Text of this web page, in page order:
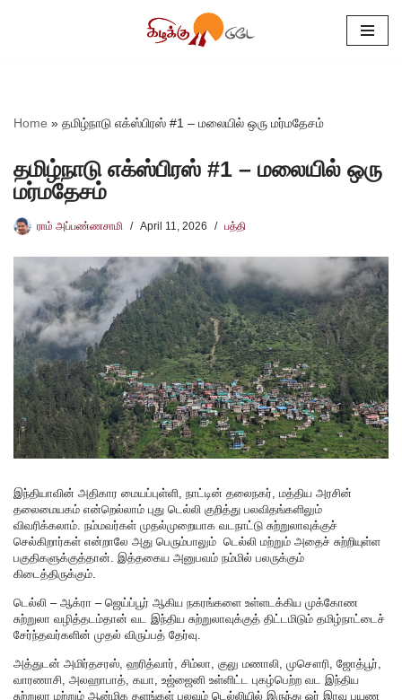
Home » தமிழ்நாடு எக்ஸ்பிரஸ் #1 – மலையில் ஒரு மர்மதேசம்
தமிழ்நாடு எக்ஸ்பிரஸ் #1 – மலையில் ஒரு
மர்மதேசம்
ராம் அப்பண்ணசாமி April 11, 2026 பத்தி
இந்தியாவின் அதிகார மையப்புள்ளி, நாட்டின் தலைநகர், மத்திய அரசின்
தலைமையகம் என்றெல்லாம் புது டெல்லி குறித்து பலவிதங்களிலும்
விவரிக்கலாம். நம்மவர்கள் முதல்முறையாக வடநாட்டு சுற்றுலாவுக்குச்
செல்கிறார்கள் என்றாலே அது பெரும்பாலும் டெல்லி மற்றும் அதைச் சுற்றியுள்ள
பகுதிகளுக்குத்தான். இத்தகைய அனுபவம் நம்மில் பலருக்கும்
கிடைத்திருக்கும்.
டெல்லி – ஆக்ரா – ஜெய்ப்பூர் ஆகிய நகரங்களை உள்ளடக்கிய முக்கோண
சுற்றுலா வழித்தடம்தான் வட இந்திய சுற்றுலாவுக்குத் திட்டமிடும் தமிழ்நாட்டைச்
சேர்ந்தவர்களின் முதல் விருப்பத் தேர்வு.
அத்துடன் அமிர்தசரஸ், ஹரித்வார், சிம்லா, குலு மணாலி, முசௌரி, ஜோத்பூர்,
வாரணாசி, அலஹாபாத், கயா, உஜ்ஜைனி உள்ளிட்ட புகழ்பெற்ற வட இந்திய
சுற்றுலா மற்றும் ஆன்மிக தளங்கள் பலவும் டெல்லியில் இருந்து ஓர் இரவு பயண